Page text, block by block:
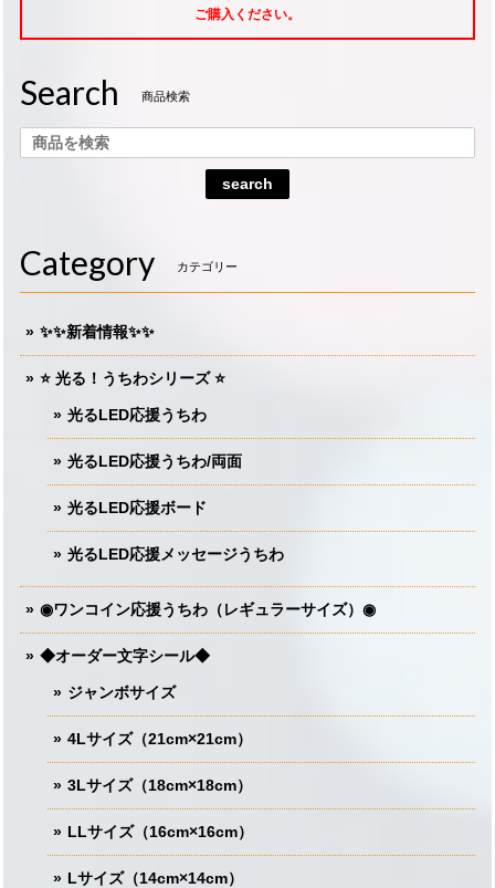
ご購入ください。
Search 商品検索
search
Category カテゴリー
✨✨新着情報✨✨
⭐️ 光る！うちわシリーズ ⭐️
光るLED応援うちわ
光るLED応援うちわ/両面
光るLED応援ボード
光るLED応援メッセージうちわ
◉ワンコイン応援うちわ（レギュラーサイズ）◉
◆オーダー文字シール◆
ジャンボサイズ
4Lサイズ（21cm×21cm）
3Lサイズ（18cm×18cm）
LLサイズ（16cm×16cm）
Lサイズ（14cm×14cm）